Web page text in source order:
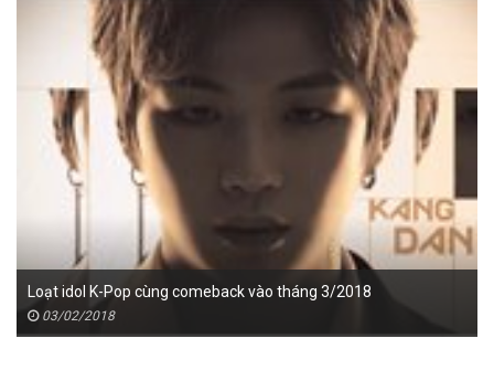
Loạt idol K-Pop cùng comeback vào tháng 3/2018
03/02/2018